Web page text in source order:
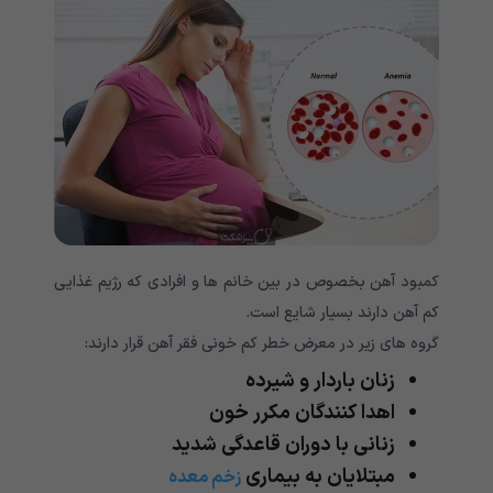
کمبود آهن بخصوص در بین خانم ها و افرادی که رژیم غذایی
کم آهن دارند بسیار شایع است.
گروه های زیر در معرض خطر کم خونی فقر آهن قرار دارند:
زنان باردار و شیرده
اهدا کنندگان مکرر خون
زنانی با دوران قاعدگی شدید
مبتلایان به بیماری زخم معده